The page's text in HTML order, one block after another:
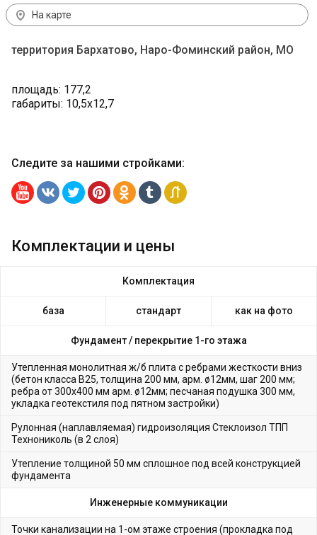
На карте
территория Бархатово, Наро-Фоминский район, МО
площадь: 177,2
габариты: 10,5х12,7
Следите за нашими стройками:
Комплектации и цены
Комплектация
база стандарт как на фото
Фундамент / перекрытие 1-го этажа
Утепленная монолитная ж/б плита с ребрами жесткости вниз
(бетон класса В25, толщина 200 мм, арм. ø12мм, шаг 200 мм;
ребра от 300х400 мм арм. ø12мм; песчаная подушка 300 мм,
укладка геотекстиля под пятном застройки)
Рулонная (наплавляемая) гидроизоляция Стеклоизол ТПП
Технониколь (в 2 слоя)
Утепление толщиной 50 мм сплошное под всей конструкцией
фундамента
Инженерные коммуникации
Точки канализации на 1-ом этаже строения (прокладка под